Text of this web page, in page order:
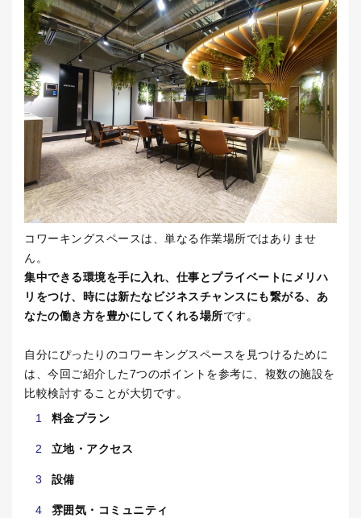
コワーキングスペースは、単なる作業場所ではありませ
ん。
集中できる環境を手に入れ、仕事とプライベートにメリハ
リをつけ、時には新たなビジネスチャンスにも繋がる、あ
なたの働き方を豊かにしてくれる場所です。
自分にぴったりのコワーキングスペースを見つけるために
は、今回ご紹介した7つのポイントを参考に、複数の施設を
比較検討することが大切です。
料金プラン
立地・アクセス
設備
雰囲気・コミュニティ